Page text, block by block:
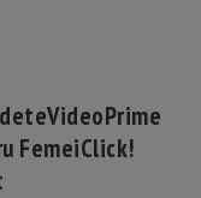
VideoPrime
FemeiClick!